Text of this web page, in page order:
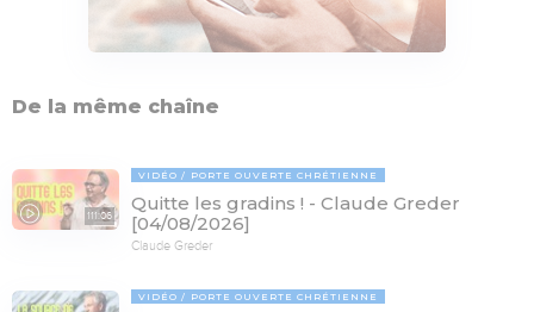
De la même chaîne
111:06
VIDÉO PORTE OUVERTE CHRÉTIENNE
Quitte les gradins ! - Claude Greder
[04/08/2026]
Claude Greder
VIDÉO PORTE OUVERTE CHRÉTIENNE